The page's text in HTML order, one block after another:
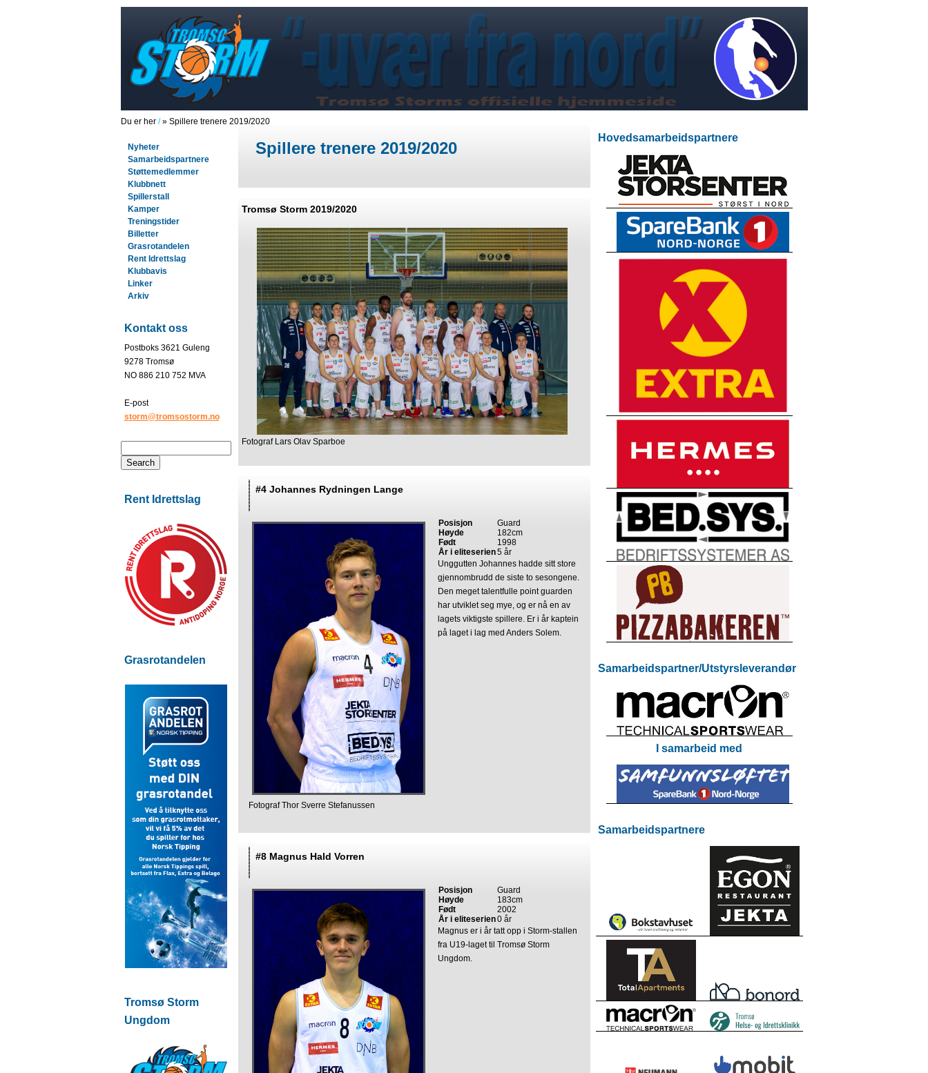
Du er her /» Spillere trenere 2019/2020
Nyheter
Samarbeidspartnere
Støttemedlemmer
Klubbnett
Spillerstall
Kamper
Treningstider
Billetter
Grasrotandelen
Rent Idrettslag
Klubbavis
Linker
Arkiv
Kontakt oss
Postboks 3621 Guleng
9278 Tromsø
NO 886 210 752 MVA
E-post
storm@tromsostorm.no
Rent Idrettslag
Grasrotandelen
Tromsø Storm
Ungdom
Spillere trenere 2019/2020
Tromsø Storm 2019/2020
Fotograf Lars Olav Sparboe
#4 Johannes Rydningen Lange
Fotograf Thor Sverre Stefanussen
Posisjon
Guard
Høyde
182cm
Født
1998
År i eliteserien5 år
Unggutten Johannes hadde sitt store
gjennombrudd de siste to sesongene.
Den meget talentfulle point guarden
har utviklet seg mye, og er nå en av
lagets viktigste spillere. Er i år kaptein
på laget i lag med Anders Solem.
#8 Magnus Hald Vorren
Posisjon
Guard
Høyde
183cm
Født
2002
År i eliteserien0 år
Magnus er i år tatt opp i Storm-stallen
fra U19-laget til Tromsø Storm
Ungdom.
Hovedsamarbeidspartnere
Samarbeidspartner/Utstyrsleverandør
I samarbeid med
Samarbeidspartnere